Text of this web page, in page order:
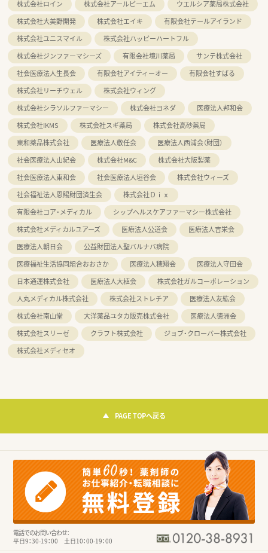
株式会社ロイン
株式会社アールピーエム
ウエルシア薬局株式会社
株式会社大美野開発
株式会社エイキ
有限会社テールアイランド
株式会社ユニスマイル
株式会社ハッピーハートフル
株式会社ジンファーマシーズ
有限会社境川薬局
サンテ株式会社
社会医療法人生長会
有限会社アイティーオー
有限会社すばる
株式会社リーチウェル
株式会社ウィング
株式会社シラソルファーマシー
株式会社ヨネダ
医療法人邦和会
株式会社IKMS
株式会社スギ薬局
株式会社高砂薬局
東和薬品株式会社
医療法人敬任会
医療法人西浦会（財団）
社会医療法人山紀会
株式会社M&C
株式会社大阪製薬
社会医療法人東和会
社会医療法人垣谷会
株式会社ウィーズ
社会福祉法人恩賜財団済生会
株式会社Ｄｉｘ
有限会社コア・メディカル
シップヘルスケアファーマシー株式会社
株式会社メディカルユアーズ
医療法人公道会
医療法人吉栄会
医療法人朝日会
公益財団法人聖バルナバ病院
医療福祉生活協同組合おおさか
医療法人穂翔会
医療法人守田会
日本通運株式会社
医療法人大植会
株式会社ガルコーポレーション
人丸メディカル株式会社
株式会社ストレチア
医療法人友紘会
株式会社南山堂
大洋薬品ユタカ販売株式会社
医療法人徳洲会
株式会社スリーゼ
クラフト株式会社
ジョブ・クローバー株式会社
株式会社メディセオ
PAGE TOPへ戻る
電話でのお問い合わせ：
平日9：30-19：00 土日10：00-19：00